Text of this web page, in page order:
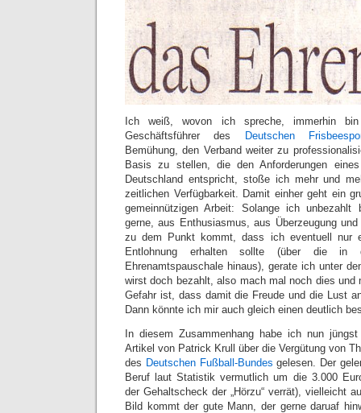
Ich weiß, wovon ich spreche, immerhin
Geschäftsführer des
Deutschen
Bemühung, den Verband weiter zu
Basis zu stellen, die den Anforderungen
Deutschland entspricht, stoße ich mehr und
zeitlichen Verfügbarkeit. Damit einher geht ein
gemeinnützigen Arbeit: Solange ich
gerne, aus Enthusiasmus, aus Überzeugung
zu dem Punkt kommt, dass ich eventuell nur
Entlohnung erhalten sollte (über die in
Ehrenamtspauschale hinaus), gerate ich unter
wirst doch bezahlt, also mach mal noch dies und
Gefahr ist, dass damit die Freude und die Lust
Dann könnte ich mir auch gleich einen deutlich
In diesem Zusammenhang habe ich nun
Artikel von Patrick Krull über die Vergütung von
des Deutschen Fußball-Bundes gelesen. Der
Beruf laut Statistik vermutlich um die 3.000
der Gehaltscheck der „Hörzu“ verrät), vielleicht
Bild kommt der gute Mann, der gerne daruaf